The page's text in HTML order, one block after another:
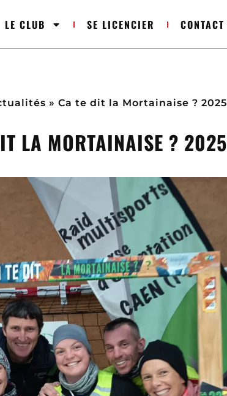
LE CLUB SE LICENCIER CONTACT
» Ca te dit la Mortainaise ? 2025
LA MORTAINAISE ? 2025